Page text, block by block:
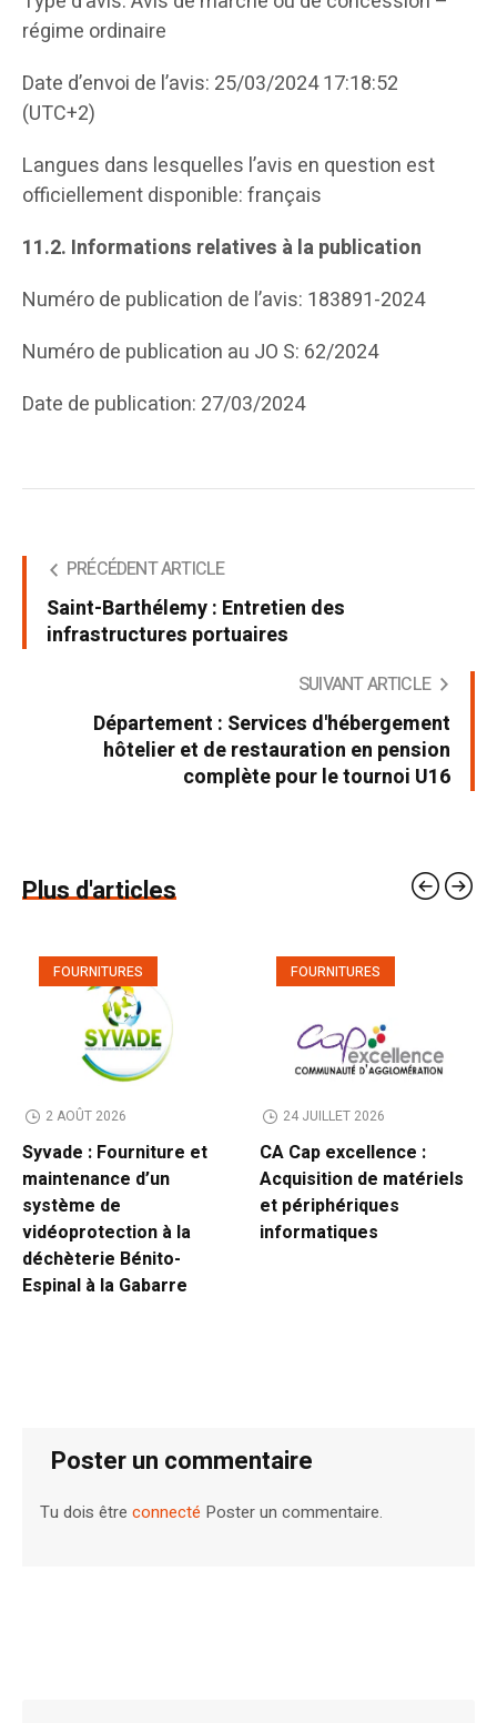
régime ordinaire
Date d’envoi de l’avis: 25/03/2024 17:18:52
(UTC+2)
Langues dans lesquelles l’avis en question est
officiellement disponible: français
11.2. Informations relatives à la publication
Numéro de publication de l’avis: 183891-2024
Numéro de publication au JO S: 62/2024
Date de publication: 27/03/2024
PRÉCÉDENT ARTICLE
Saint-Barthélemy : Entretien des
infrastructures portuaires
SUIVANT ARTICLE
Département : Services d'hébergement
hôtelier et de restauration en pension
complète pour le tournoi U16
Plus d'articles
FOURNITURES
2 AOÛT 2026
Syvade : Fourniture et
maintenance d’un
système de
vidéoprotection à la
déchèterie Bénito-
Espinal à la Gabarre
FOURNITURES
24 JUILLET 2026
CA Cap excellence :
Acquisition de matériels
et périphériques
informatiques
Poster un commentaire
Tu dois êtreconnecté Poster un commentaire.